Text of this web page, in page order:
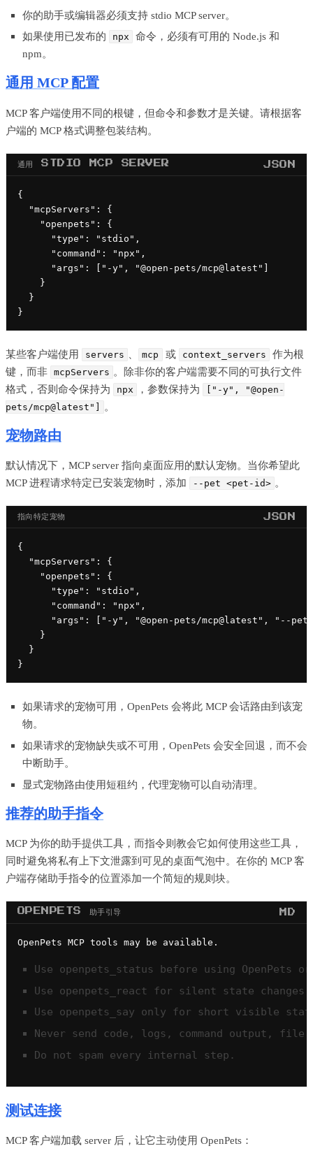
你的助手或编辑器必须支持 stdio MCP server。
如果使用已发布的
npx
命令，必须有可用的 Node.js 和
npm。
通用 MCP 配置
MCP 客户端使用不同的根键，但命令和参数才是关键。请根据客
户端的 MCP 格式调整包装结构。
通用 STDIO MCP SERVER JSON
{
  "mcpServers": {
    "openpets": {
      "type": "stdio",
      "command": "npx",
      "args": ["-y", "@open-pets/mcp@latest"]
    }
  }
}
某些客户端使用 servers mcp 或 context_servers
作为根
键，而非
mcpServers 。除非你的客户端需要不同的可执行文件
格式，否则命令保持为
npx ，参数保持为
["-y", "@open-
pets/mcp@latest"]
。
宠物路由
默认情况下，MCP server 指向桌面应用的默认宠物。当你希望此
MCP 进程请求特定已安装宠物时，添加
--pet <pet-id> 。
指向特定宠物 JSON
{
  "mcpServers": {
    "openpets": {
      "type": "stdio",
      "command": "npx",
"args": ["-y", "@open-pets/mcp@latest", "--
    }
  }
}
如果请求的宠物可用，OpenPets 会将此 MCP 会话路由到该宠
物。
如果请求的宠物缺失或不可用，OpenPets 会安全回退，而不会
中断助手。
显式宠物路由使用短租约，代理宠物可以自动清理。
推荐的助手指令
MCP 为你的助手提供工具，而指令则教会它如何使用这些工具，
同时避免将私有上下文泄露到可见的桌面气泡中。在你的 MCP 客
户端存储助手指令的位置添加一个简短的规则块。
OPENPETS 助手引导 MD
Use openpets_status before using OpenPets
Use openpets_react for silent state
Use openpets_say only for short visible
Never send code, logs, command output,
Do not spam every internal step.
测试连接
MCP 客户端加载 server 后，让它主动使用 OpenPets：